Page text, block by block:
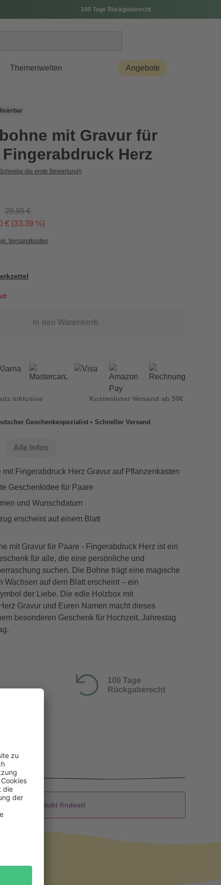
100 Tage Rückgaberecht
Themenwelten Angebote
mit Gravur für
Fingerabdruck Herz
die erste Bewertung!)
29,95 €
€ (33.39 %)
Versandkosten
In den Warenkorb
inklusive Kostenloser Versand ab 50€
Geschenkespezialist • Schneller Versand
Alle Infos
mit Fingerabdruck Herz Gravur auf Pflanzenkasten
Geschenkidee für Paare
und Wunschdatum
erscheint auf einem Blatt
mit Gravur für Paare - Fingerabdruck Herz ist ein
für alle, die eine persönliche und
suchen. Die Bohne trägt eine magische
Wachsen auf dem Blatt erscheint – ein
der Liebe. Die edle Holzbox mit
Gravur und Euren Namen macht dieses
besonderen Geschenk für Hochzeit, Jahrestag
100 Tage
Rückgaberecht
Du das Produkt findest!